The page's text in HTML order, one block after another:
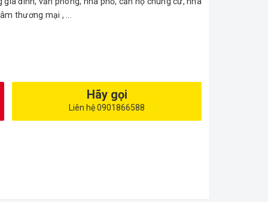
thương mại , ...
Hãy gọi
Liên hệ 0901866588